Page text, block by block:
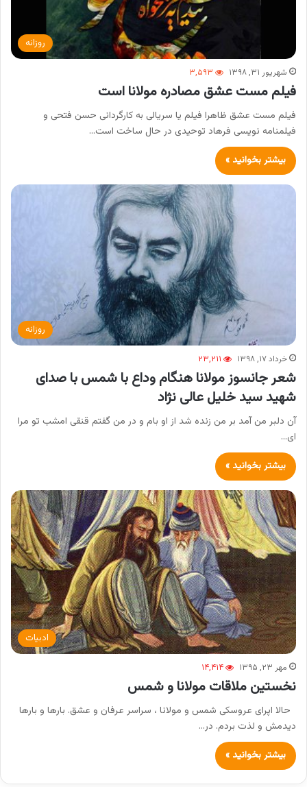
روزانه
شهریور ۳۱, ۱۳۹۸ ۳,۵۹۳
فیلم مست عشق مصادره مولانا است
فیلم مست عشق ظاهرا فیلم یا سریالی به کارگردانی حسن فتحی و
فیلمنامه نویسی فرهاد توحیدی در حال ساخت است…
بیشتر بخوانید »
روزانه
خرداد ۱۷, ۱۳۹۸ ۲۳,۲۱۱
شعر جانسوز مولانا هنگام وداع با شمس با صدای
شهید سید خلیل عالی نژاد
آن دلبر من آمد بر من زنده شد از او بام و در من گفتم قنقی امشب تو مرا
ای…
بیشتر بخوانید »
ادبیات
مهر ۲۳, ۱۳۹۵ ۱۴,۴۱۴
نخستین ملاقات مولانا و شمس
حالا اپرای عروسکی شمس و مولانا ، سراسر عرفان و عشق. بارها و بارها
دیدمش و لذت بردم. در…
بیشتر بخوانید »